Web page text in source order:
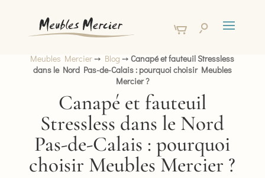
Meubles Mercier➙ Blog ➙Canapé et fauteuil Stressless
dans le Nord Pas-de-Calais : pourquoi choisir Meubles
Mercier ?
Canapé et fauteuil
Stressless dans le Nord
Pas-de-Calais : pourquoi
choisir Meubles Mercier ?